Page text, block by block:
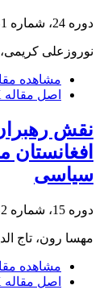
دوره 24، شماره 1، بهار 1405، صفحه
نوروزعلی
مشاهده
اصل مقاله
نقش
سیاسی
دوره 15، شماره 2، اسفند 1401، صفحه
مهسا رون، تاج
مشاهده
اصل مقاله